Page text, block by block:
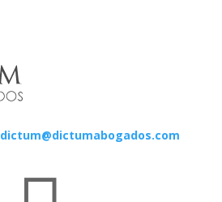
dictum@dictumabogados.com